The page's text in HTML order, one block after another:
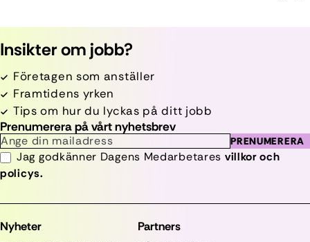
Insikter om jobb?
Företagen som anställer
Framtidens yrken
Tips om hur du lyckas på ditt jobb
Prenumerera på vårt nyhetsbrev
PRENUMERERA
Jag godkänner Dagens Medarbetares villkor och
policys.
Nyheter Partners